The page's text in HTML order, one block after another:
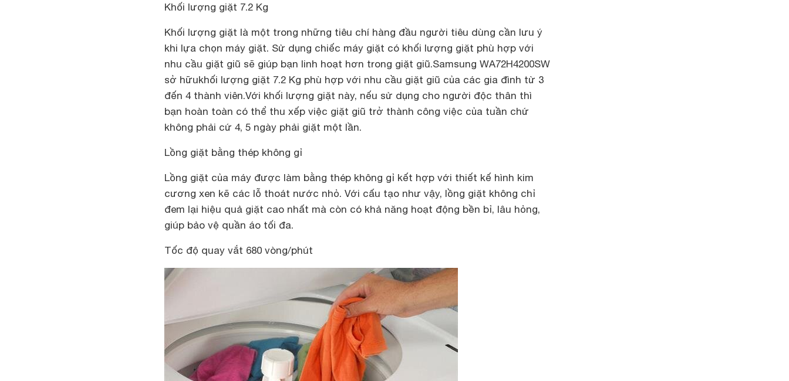
Khối lượng giặt 7.2 Kg
Khối lượng giặt là một trong những tiêu chí hàng đầu người tiêu dùng cần lưu ý
khi lựa chọn máy giặt. Sử dụng chiếc máy giặt có khối lượng giặt phù hợp với
nhu cầu giặt giũ sẽ giúp bạn linh hoạt hơn trong giặt giũ.Samsung WA72H4200SW
sở hữukhối lượng giặt 7.2 Kg phù hợp với nhu cầu giặt giũ của các gia đình từ 3
đến 4 thành viên.Với khối lượng giặt này, nếu sử dụng cho người độc thân thì
bạn hoàn toàn có thể thu xếp việc giặt giũ trở thành công việc của tuần chứ
không phải cứ 4, 5 ngày phải giặt một lần.
Lồng giặt bằng thép không gỉ
Lồng giặt của máy được làm bằng thép không gỉ kết hợp với thiết kế hình kim
cương xen kẽ các lỗ thoát nước nhỏ. Với cấu tạo như vậy, lồng giặt không chỉ
đem lại hiệu quả giặt cao nhất mà còn có khả năng hoạt động bền bỉ, lâu hỏng,
giúp bảo vệ quần áo tối đa.
Tốc độ quay vắt 680 vòng/phút